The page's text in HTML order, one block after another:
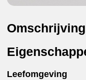
Omschrijving
Leefomgeving